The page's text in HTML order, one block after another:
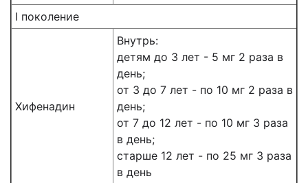
I поколение
Хифенадин
Внутрь:
детям до 3 лет - 5 мг 2 раза в
день;
от 3 до 7 лет - по 10 мг 2 раза в
день;
от 7 до 12 лет - по 10 мг 3 раза
в день;
старше 12 лет - по 25 мг 3 раза
в день